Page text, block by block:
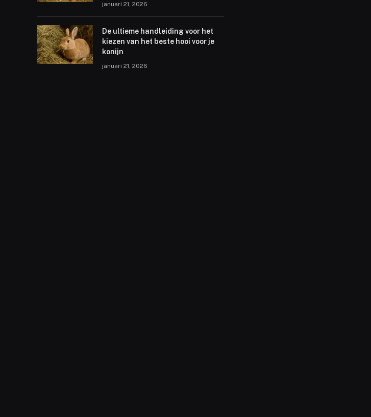
januari 21, 2026
De ultieme handleiding voor het
kiezen van het beste hooi voor je
konijn
januari 21, 2026